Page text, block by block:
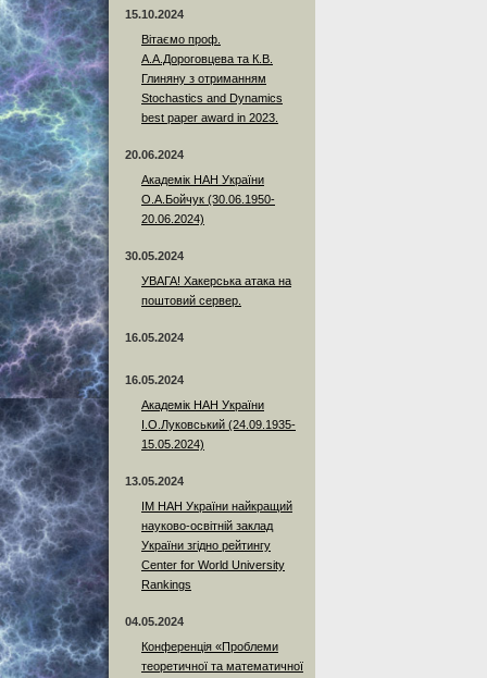
15.10.2024
Вітаємо проф.
А.А.Дороговцева та К.В.
Глиняну з отриманням
Stochastics and Dynamics
best paper award in 2023.
20.06.2024
Академік НАН України
О.А.Бойчук (30.06.1950-
20.06.2024)
30.05.2024
УВАГА! Хакерська атака на
поштовий сервер.
16.05.2024
16.05.2024
Академік НАН України
І.О.Луковський (24.09.1935-
15.05.2024)
13.05.2024
ІМ НАН України найкращий
науково-освітній заклад
України згідно рейтингу
Center for World University
Rankings
04.05.2024
Конференція «Проблеми
теоретичної та математичної